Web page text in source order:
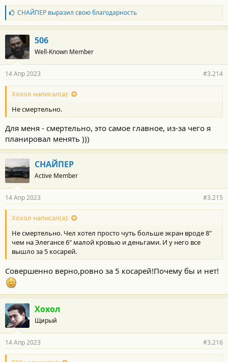
Б
л
а
г
о
д
а
н
о
с
и
:
СНАЙПЕРвыразил свою благодарность
506
Well-Known Member
14 Апр 2023 #3.214
Хохол написал(а):
Не смертельно.
Для меня - смертельно, это самое главное, из-за чего я
планировал менять )))
СНАЙПЕР
Active Member
14 Апр 2023 #3.215
Хохол написал(а):
Не смертельно. Чел хотел просто чуть больше экран вроде 8"
чем на Элегансе 6" малой кровью и деньгами. И у него все
вышло за 5 косарей.
Совершенно верно,ровно за 5 косарей!Почему бы и нет!
Хохол
Щирый
14 Апр 2023 #3.216